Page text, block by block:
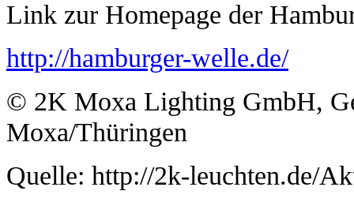
Link zur Homepage der
http://hamburger-welle.de/
© 2K Moxa Lighting GmbH,
Moxa/Thüringen
Quelle: http://2k-leuchten.de/